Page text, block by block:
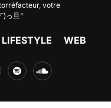
, votre
っ旦"
LIFESTYLE WEB